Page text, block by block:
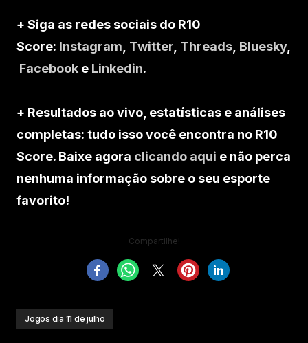
+ Siga as redes sociais do R10
Score: Instagram, Twitter, Threads, Bluesky,
Facebook e Linkedin.
+ Resultados ao vivo, estatísticas e análises
completas: tudo isso você encontra no R10
Score. Baixe agora clicando aqui e não perca
nenhuma informação sobre o seu esporte
favorito!
Compartilhe!
Jogos dia 11 de julho